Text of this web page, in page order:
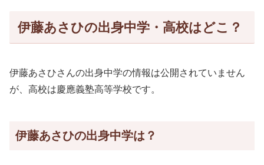
伊藤あさひの出身中学・高校はどこ？
伊藤あさひさんの出身中学の情報は公開されていません
が、高校は慶應義塾高等学校です。
伊藤あさひの出身中学は？